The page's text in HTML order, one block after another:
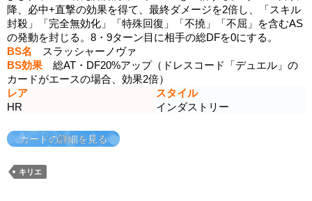
降、必中+直撃の効果を得て、最終ダメージを2倍し、「スキル
封殺」「完全無効化」「特殊回復」「不撓」「不屈」を含むAS
の発動を封じる。8・9ターン目に相手の総DFを0にする。
BS名 スラッシャーノヴァ
BS効果 総AT・DF20%アップ（ドレスコード「デュエル」の
カードがエースの場合、効果2倍）
レア
スタイル
HR
インダストリー
カードの詳細を見る
キリエ